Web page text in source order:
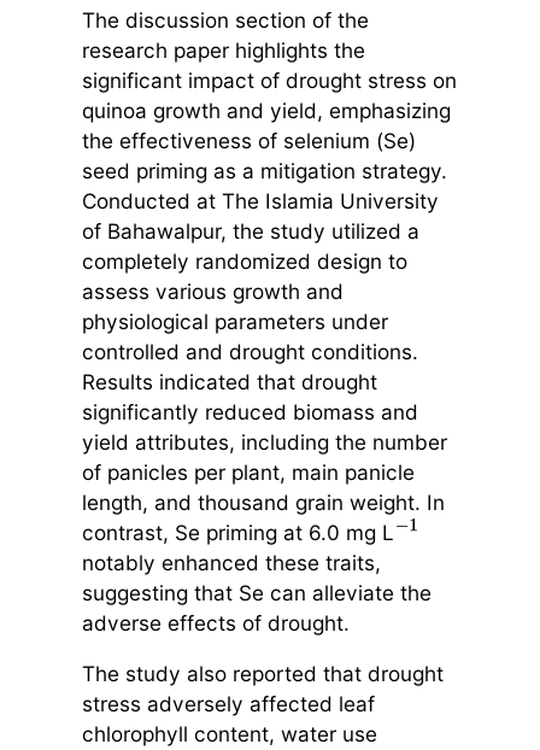
The discussion section of the
research paper highlights the
significant impact of drought stress on
quinoa growth and yield, emphasizing
the effectiveness of selenium (Se)
seed priming as a mitigation strategy.
Conducted at The Islamia University
of Bahawalpur, the study utilized a
completely randomized design to
assess various growth and
physiological parameters under
controlled and drought conditions.
Results indicated that drought
significantly reduced biomass and
yield attributes, including the number
of panicles per plant, main panicle
length, and thousand grain weight. In
contrast, Se priming at 6.0 mg L−1
notably enhanced these traits,
suggesting that Se can alleviate the
adverse effects of drought.
The study also reported that drought
stress adversely affected leaf
chlorophyll content, water use